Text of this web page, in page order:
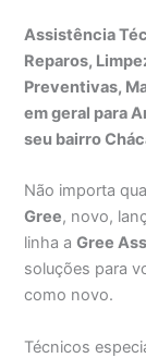
Assistência
Reparos,
Preventivas,
em geral para
seu bairro
Não importa
Gree, novo,
linha aGree
soluções para
como novo.
Técnicos